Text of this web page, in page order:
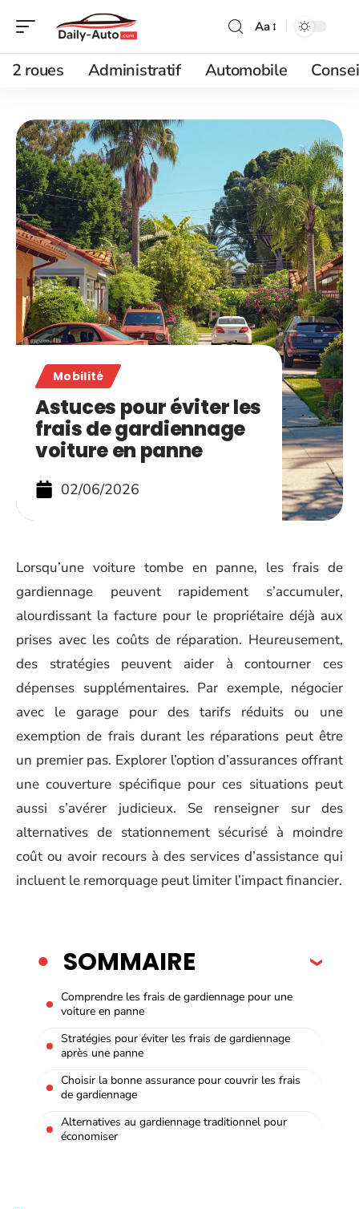
Aa
2 roues Administratif Automobile
Mobilité
Astuces pour éviter les
frais de gardiennage
voiture en panne
02/06/2026
Lorsqu’une voiture tombe en panne, les frais de
gardiennage peuvent rapidement s’accumuler,
alourdissant la facture pour le propriétaire déjà aux
prises avec les coûts de réparation. Heureusement,
des stratégies peuvent aider à contourner ces
dépenses supplémentaires. Par exemple, négocier
avec le garage pour des tarifs réduits ou une
exemption de frais durant les réparations peut être
un premier pas. Explorer l’option d’assurances offrant
une couverture spécifique pour ces situations peut
aussi s’avérer judicieux. Se renseigner sur des
alternatives de stationnement sécurisé à moindre
coût ou avoir recours à des services d’assistance qui
incluent le remorquage peut limiter l’impact financier.
SOMMAIRE
Comprendre les frais de gardiennage pour une
voiture en panne
Stratégies pour éviter les frais de gardiennage
après une panne
Choisir la bonne assurance pour couvrir les frais
de gardiennage
Alternatives au gardiennage traditionnel pour
économiser